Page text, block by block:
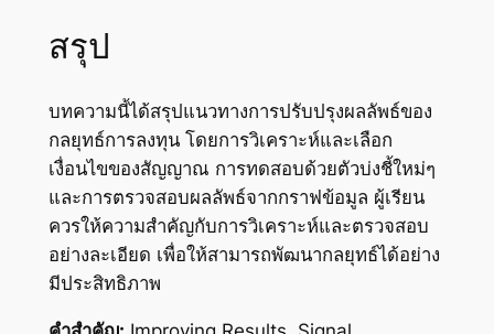
สรุป
บทความนี้ได้สรุปแนวทางการปรับปรุงผลลัพธ์ของ
กลยุทธ์การลงทุน โดยการวิเคราะห์และเลือก
เงื่อนไขของสัญญาณ การทดสอบด้วยตัวบ่งชี้ใหม่ๆ
และการตรวจสอบผลลัพธ์จากกราฟข้อมูล ผู้เรียน
ควรให้ความสำคัญกับการวิเคราะห์และตรวจสอบ
อย่างละเอียด เพื่อให้สามารถพัฒนากลยุทธ์ได้อย่าง
มีประสิทธิภาพ